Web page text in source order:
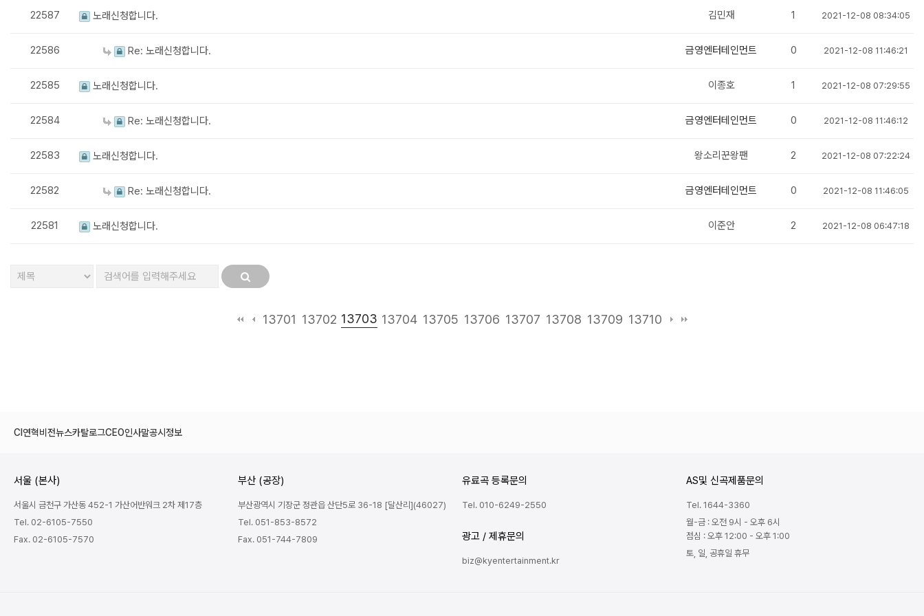
22587 노래신청합니다. 김민재 1 2021-12-08 08:34:05
22586 Re: 노래신청합니다. 금영엔터테인먼트 0 2021-12-08 11:46:21
22585 노래신청합니다. 이종호 1 2021-12-08 07:29:55
22584 Re: 노래신청합니다. 금영엔터테인먼트 0 2021-12-08 11:46:12
22583 노래신청합니다. 왕소리꾼왕팬 2 2021-12-08 07:22:24
22582 Re: 노래신청합니다. 금영엔터테인먼트 0 2021-12-08 11:46:05
22581 노래신청합니다. 이준안 2 2021-12-08 06:47:18
13701 13702 13703 13704 13705 13706 13707 13708 13709 13710
다음맨끝
CI 연혁비전뉴스카탈로그CEO인사말공시정보
서울 (본사)
서울시 금천구 가산동 452-1 가산어반워크 2차 제17층
Tel. 02-6105-7550
Fax. 02-6105-7570
부산 (공장)
부산광역시 기장군 정관읍 산단5로 36-18 [달산리](46027)
Tel. 051-853-8572
Fax. 051-744-7809
유료곡 등록문의
Tel. 010-6249-2550
광고 / 제휴문의
biz@kyentertainment.kr
AS및 신곡제품문의
Tel. 1644-3360
월-금 : 오전 9시 - 오후 6시
점심 : 오후 12:00 - 오후 1:00
토, 일, 공휴일 휴무